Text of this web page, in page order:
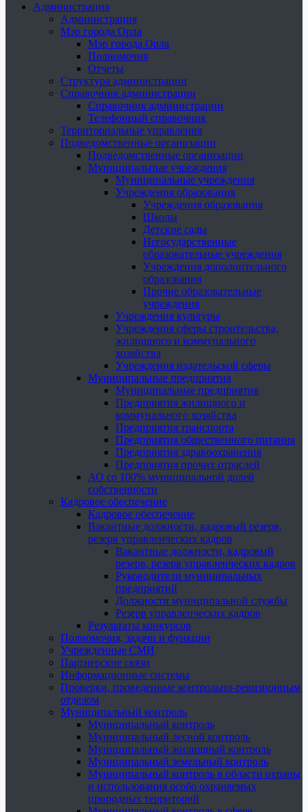
Администрация
Администрация
Мэр города Орла
Мэр города Орла
Полномочия
Отчеты
Структура администрации
Справочник администрации
Справочник администрации
Телефонный справочник
Территориальные управления
Подведомственные организации
Подведомственные организации
Муниципальные учреждения
Муниципальные учреждения
Учреждения образования
Учреждения образования
Школы
Детские сады
Негосударственные
образовательные учреждения
Учреждения дополнительного
образования
Прочие образовательные
учреждения
Учреждения культуры
Учреждения сферы строительства,
жилищного и коммунального
хозяйства
Учреждения издательской сферы
Муниципальные предприятия
Муниципальные предприятия
Предприятия жилищного и
коммунального хозяйства
Предприятия транспорта
Предприятия общественного питания
Предприятия здравоохранения
Предприятия прочих отраслей
АО со 100% муниципальной долей
собственности
Кадровое обеспечение
Кадровое обеспечение
Вакантные должности, кадровый резерв,
резерв управленческих кадров
Вакантные должности, кадровый
резерв, резерв управленческих кадров
Руководители муниципальных
предприятий
Должности муниципальной службы
Резерв управленческих кадров
Результаты конкурсов
Полномочия, задачи и функции
Учрежденные СМИ
Партнерские связи
Информационные системы
Проверки, проведенные контрольно-ревизионным
отделом
Муниципальный контроль
Муниципальный контроль
Муниципальный лесной контроль
Муниципальный жилищный контроль
Муниципальный земельный контроль
Муниципальный контроль в области охраны
и использования особо охраняемых
природных территорий